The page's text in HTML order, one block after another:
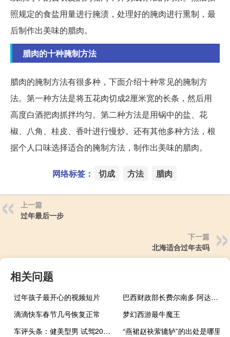
照规定的食盐用量进行腌渍，处理好的腌肉进行熏制，最
后制作出美味的腊肉。
腊肉的十种腌制方法
腊肉的腌制方法有很多种，下面介绍十种常见的腌制方
法。第一种方法是将五花肉切成2厘米宽的长条，然后用
高度白酒把肉抓拌均匀。第二种方法是用锅中的盐、花
椒、八角、桂皮、香叶进行慢炒。还有其他多种方法，根
据个人口味选择适合的腌制方法，制作出美味的腊肉。
网络标签： 切成 方法 腊肉
上一篇
过年最后一步
下一篇
北海适合过年去吗
相关问题
过年孩子最开心的视频短片
巴西财政部长费尔南多·阿达：巴西将研究措施以避免经济放缓
滴滴快车春节几号恢复正常
梦幻西游最牛魔王
车评头条：健美型男 试驾2016款宝马328i xDrive M
“燕裙赵袂萦辘轳”的出处是哪里